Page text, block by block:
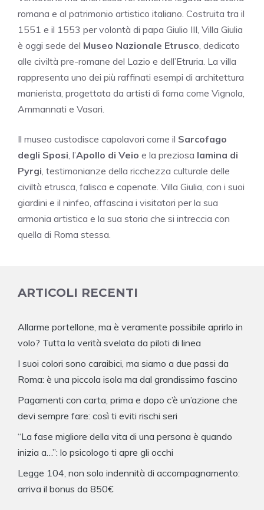
romana e al patrimonio artistico italiano. Costruita tra il
1551 e il 1553 per volontà di papa Giulio III, Villa Giulia
è oggi sede del Museo Nazionale Etrusco , dedicato
alle civiltà pre-romane del Lazio e dell’Etruria. La villa
rappresenta uno dei più raffinati esempi di architettura
manierista, progettata da artisti di fama come Vignola,
Ammannati e Vasari.
Il museo custodisce capolavori come il Sarcofago
degli Sposi , l’Apollo di Veio e la preziosa lamina di
Pyrgi , testimonianze della ricchezza culturale delle
civiltà etrusca, falisca e capenate. Villa Giulia, con i suoi
giardini e il ninfeo, affascina i visitatori per la sua
armonia artistica e la sua storia che si intreccia con
quella di Roma stessa.
ARTICOLI RECENTI
Allarme portellone, ma è veramente possibile aprirlo in
volo? Tutta la verità svelata da piloti di linea
I suoi colori sono caraibici, ma siamo a due passi da
Roma: è una piccola isola ma dal grandissimo fascino
Pagamenti con carta, prima e dopo c’è un’azione che
devi sempre fare: così ti eviti rischi seri
“La fase migliore della vita di una persona è quando
inizia a…”: lo psicologo ti apre gli occhi
Legge 104, non solo indennità di accompagnamento:
arriva il bonus da 850€